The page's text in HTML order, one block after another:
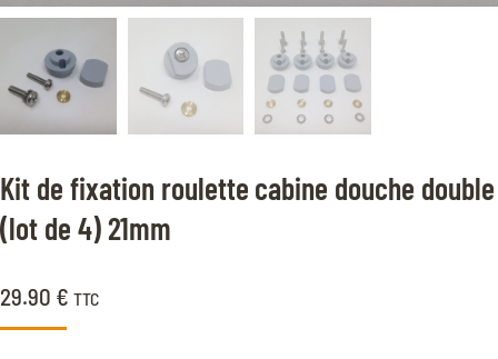
Kit de fixation roulette cabine douche double
(lot de 4) 21mm
29.90 € TTC